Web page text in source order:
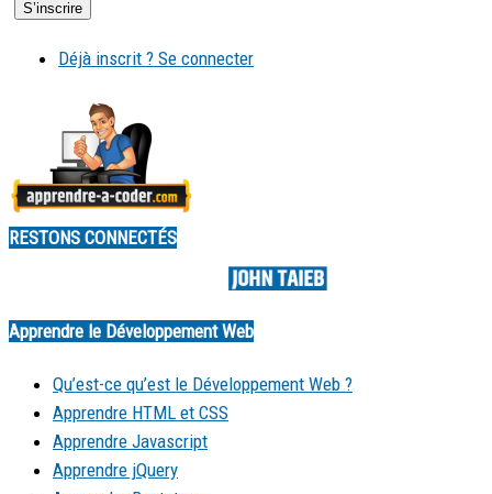
Déjà inscrit ? Se connecter
RESTONS CONNECTÉS
Apprendre le Développement Web
Qu’est-ce qu’est le Développement Web ?
Apprendre HTML et CSS
Apprendre Javascript
Apprendre jQuery